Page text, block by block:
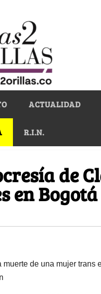
ACTUALIDAD
R.I.N.
de
en Bogotá
muerte de una mujer